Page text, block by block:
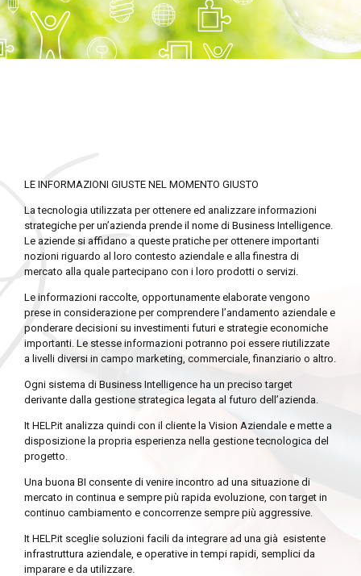
LE INFORMAZIONI GIUSTE NEL MOMENTO GIUSTO
La tecnologia utilizzata per ottenere ed analizzare informazioni
strategiche per un’azienda prende il nome di Business Intelligence.
Le aziende si affidano a queste pratiche per ottenere importanti
nozioni riguardo al loro contesto aziendale e alla finestra di
mercato alla quale partecipano con i loro prodotti o servizi.
Le informazioni raccolte, opportunamente elaborate vengono
prese in considerazione per comprendere l’andamento aziendale e
ponderare decisioni su investimenti futuri e strategie economiche
importanti. Le stesse informazioni potranno poi essere riutilizzate
a livelli diversi in campo marketing, commerciale, finanziario o altro.
Ogni sistema di Business Intelligence ha un preciso target
derivante dalla gestione strategica legata al futuro dell’azienda.
It HELP.it analizza quindi con il cliente la Vision Aziendale e mette a
disposizione la propria esperienza nella gestione tecnologica del
progetto.
Una buona BI consente di venire incontro ad una situazione di
mercato in continua e sempre più rapida evoluzione, con target in
continuo cambiamento e concorrenze sempre più aggressive.
It HELP.it sceglie soluzioni facili da integrare ad una già esistente
infrastruttura aziendale, e operative in tempi rapidi, semplici da
imparare e da utilizzare.